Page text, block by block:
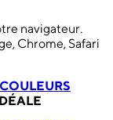
navigateur.
Chrome, Safari